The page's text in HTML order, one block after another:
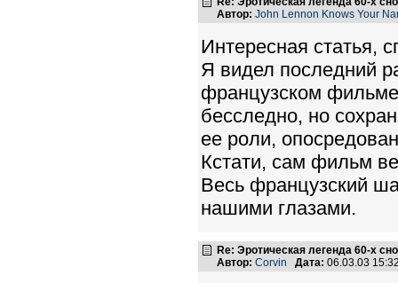
Автор: John Lennon Knows Your
Интересная статья,
Я видел последний
французском
бесследно, но
ее роли,
Кстати, сам фильм
Весь французский
нашими глазами.
Re: Эротическая легенда 60-х
Автор: Corvin Дата: 06.03.03